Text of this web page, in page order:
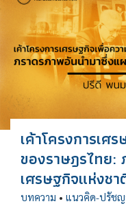
เค้าโครงการเ
ของราษฎรไทย:
เศรษฐกิจแห่งชา
บทความ • แนวคิด-ปรัชญ